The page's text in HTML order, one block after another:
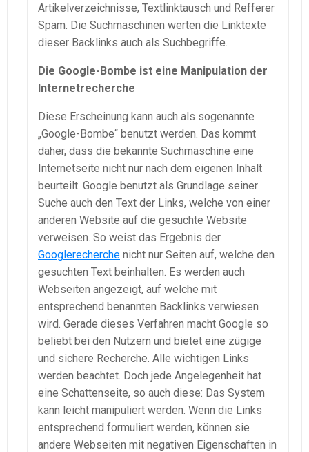
Artikelverzeichnisse, Textlinktausch und Refferer
Spam. Die Suchmaschinen werten die Linktexte
dieser Backlinks auch als Suchbegriffe.
Die Google-Bombe ist eine Manipulation der
Internetrecherche
Diese Erscheinung kann auch als sogenannte
„Google-Bombe“ benutzt werden. Das kommt
daher, dass die bekannte Suchmaschine eine
Internetseite nicht nur nach dem eigenen Inhalt
beurteilt. Google benutzt als Grundlage seiner
Suche auch den Text der Links, welche von einer
anderen Website auf die gesuchte Website
verweisen. So weist das Ergebnis der
Googlerecherche nicht nur Seiten auf, welche den
gesuchten Text beinhalten. Es werden auch
Webseiten angezeigt, auf welche mit
entsprechend benannten Backlinks verwiesen
wird. Gerade dieses Verfahren macht Google so
beliebt bei den Nutzern und bietet eine zügige
und sichere Recherche. Alle wichtigen Links
werden beachtet. Doch jede Angelegenheit hat
eine Schattenseite, so auch diese: Das System
kann leicht manipuliert werden. Wenn die Links
entsprechend formuliert werden, können sie
andere Webseiten mit negativen Eigenschaften in